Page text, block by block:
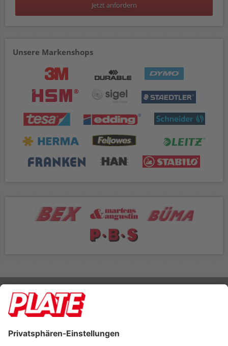
Jetzt anfordern
Unsere Markenshops
Rufen Sie uns an 04298 401-0
Lieferbedingungen Impressum
Footer anzeigen